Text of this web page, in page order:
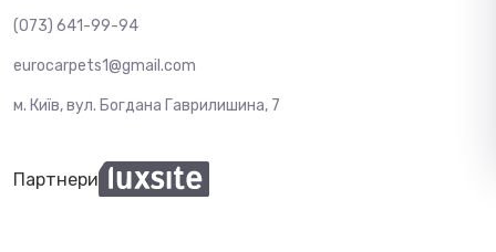
(073) 641-99-94
eurocarpets1@gmail.com
м. Київ, вул. Богдана Гаврилишина, 7
Партнери